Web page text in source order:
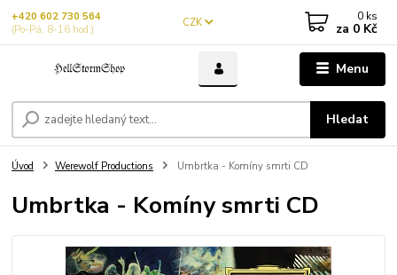
Menu
CZK
Hledat
+420 602 730 564
(Po-Pá, 8-16 hod.)
0 ks
za 0 Kč
Úvod Werewolf Productions Umbrtka - Komíny smrti CD
Umbrtka - Komíny smrti CD